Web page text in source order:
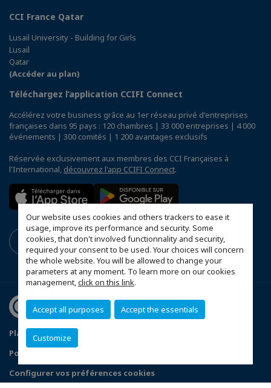
Our website uses cookies and others trackers to ease it
usage, improve its performance and security. Some
cookies, that don't involved functionnality and security,
required your consent to be used. Your choices will concern
the whole website. You will be allowed to change your
parameters at any moment. To learn more on our cookies
management,click on this link.
Accept all purposes Accept the essentials
Customize
CCI France Qatar
Lusail University - Building for Girls
Lusail
Qatar
(Accéder au plan)
Téléchargez l’application CCIFI Connect
Accélérez votre business grâce au 1er réseau privé d'entreprises
françaises dans 95 pays : 120 chambres | 33 000 entreprises | 4 000
événements | 300 comités | 1 200 avantages exclusifs
Réservée exclusivement aux membres des CCI Françaises à
l'International, découvrez l'app CCIFI Connect.
Plan du site
Mentions légales
Politique de confidentialité
Configurer vos préférences cookies